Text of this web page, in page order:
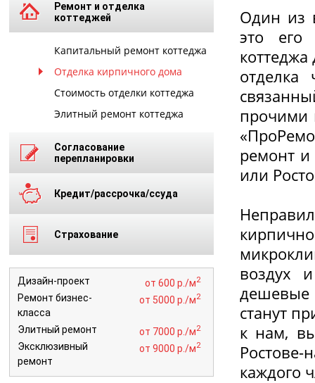
Один из
это его
прочими
ремонт и
или
воздух
станут
к нам,
каждого
Ремонт и отделка
коттеджей
Капитальный ремонт коттеджа
Отделка кирпичного дома
Стоимость отделки коттеджа
Элитный ремонт коттеджа
Согласование
перепланировки
Кредит/рассрочка/ссуда
Страхование
Дизайн-проект от 600 р./м2
Ремонт бизнес-
класса
от 5000 р./м2
Элитный ремонт от 7000 р./м2
Эксклюзивный
ремонт
от 9000 р./м2